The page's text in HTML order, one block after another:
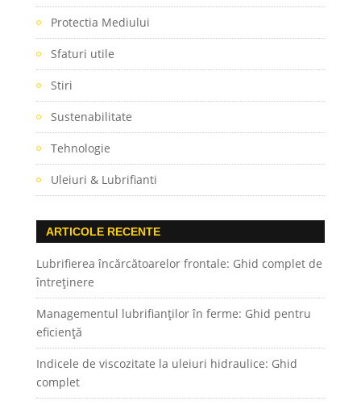
Protectia Mediului
Sfaturi utile
Stiri
Sustenabilitate
Tehnologie
Uleiuri & Lubrifianti
ARTICOLE RECENTE
Lubrifierea încărcătoarelor frontale: Ghid complet de
întreținere
Managementul lubrifianților în ferme: Ghid pentru
eficiență
Indicele de viscozitate la uleiuri hidraulice: Ghid
complet